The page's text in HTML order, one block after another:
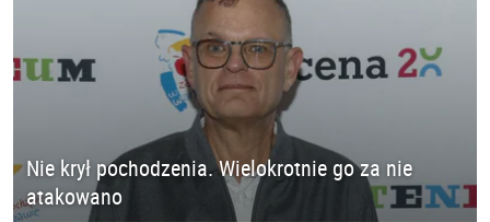
Nie krył pochodzenia. Wielokrotnie go za nie
atakowano